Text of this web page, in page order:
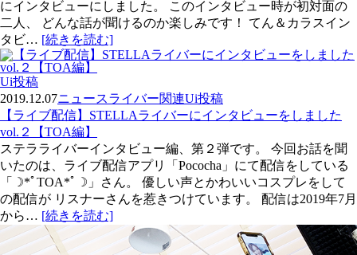
にインタビューにしました。 このインタビュー時が初対面の
二人、 どんな話が聞けるのか楽しみです！ てん＆カラスイン
タビ… [続きを読む]
Ui投稿
2019.12.07ニュースライバー関連Ui投稿
【ライブ配信】STELLAライバーにインタビューをしました
vol.２【TOA編】
ステラライバーインタビュー編、第２弾です。 今回お話を聞
いたのは、ライブ配信アプリ「Pococha」にて配信をしている
「☽*ﾟTOA*ﾟ☽」さん。 優しい声とかわいいコスプレをして
の配信が リスナーさんを惹きつけています。 配信は2019年7月
から… [続きを読む]